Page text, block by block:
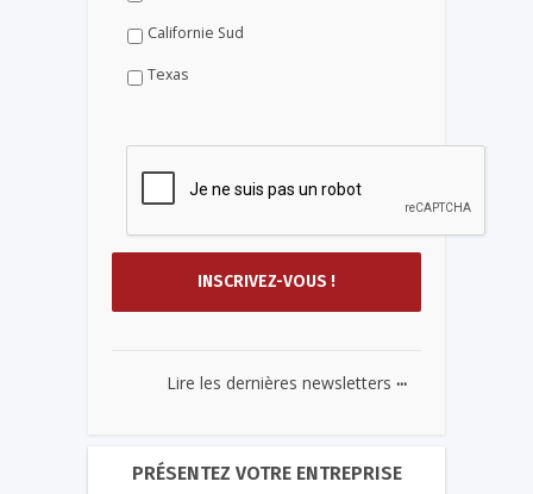
Californie Sud
Texas
Lire les dernières newsletters ...
PRÉSENTEZ VOTRE ENTREPRISE